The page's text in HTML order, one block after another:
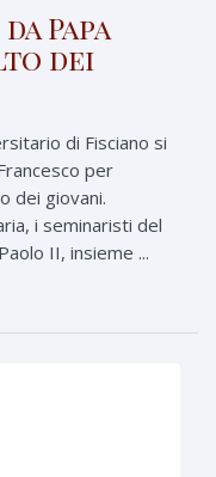
Papa
dei
di Fisciano si
per
dei giovani.
i seminaristi del
II, insieme ...